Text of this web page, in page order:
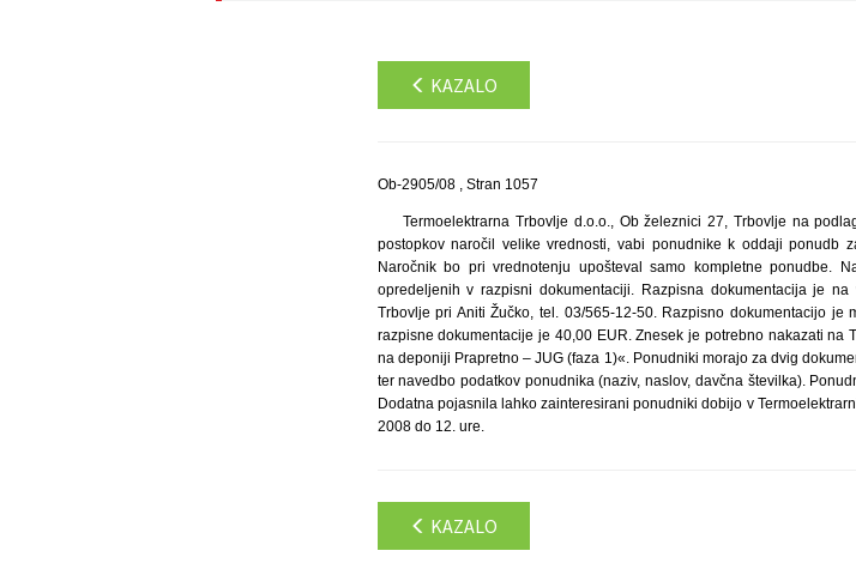
KAZALO
Ob-2905/08 , Stran 1057
Termoelektrarna Trbovlje d.o.o., Ob železnici 27, Trbovlje na
postopkov naročil velike vrednosti, vabi ponudnike k oddaji ponudb
Naročnik bo pri vrednotenju upošteval samo kompletne ponudbe.
opredeljenih v razpisni dokumentaciji. Razpisna dokumentacija je
Trbovlje pri Aniti Žučko, tel. 03/565-12-50. Razpisno dokumentacijo
razpisne dokumentacije je 40,00 EUR. Znesek je potrebno nakazati
na deponiji Prapretno – JUG (faza 1)«. Ponudniki morajo za dvig
ter navedbo podatkov ponudnika (naziv, naslov, davčna številka).
Dodatna pojasnila lahko zainteresirani ponudniki dobijo v
2008 do 12. ure.
KAZALO